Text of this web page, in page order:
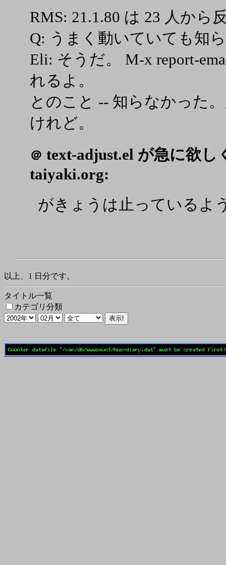
RMS: 21.1.80 は 23 人から
Q: うまく動いていても知
Eli: そうだ。 M-x report-
れるよ。
とのこと -- 知らなかった
けれど。
＠ text-adjust.el が急に欲し
taiyaki.org:
がきょうは止っているよ
以上、1 日分です。
タイトル一覧
カテゴリ分類